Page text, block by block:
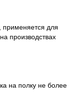
применяется для
производствах
на полку не более